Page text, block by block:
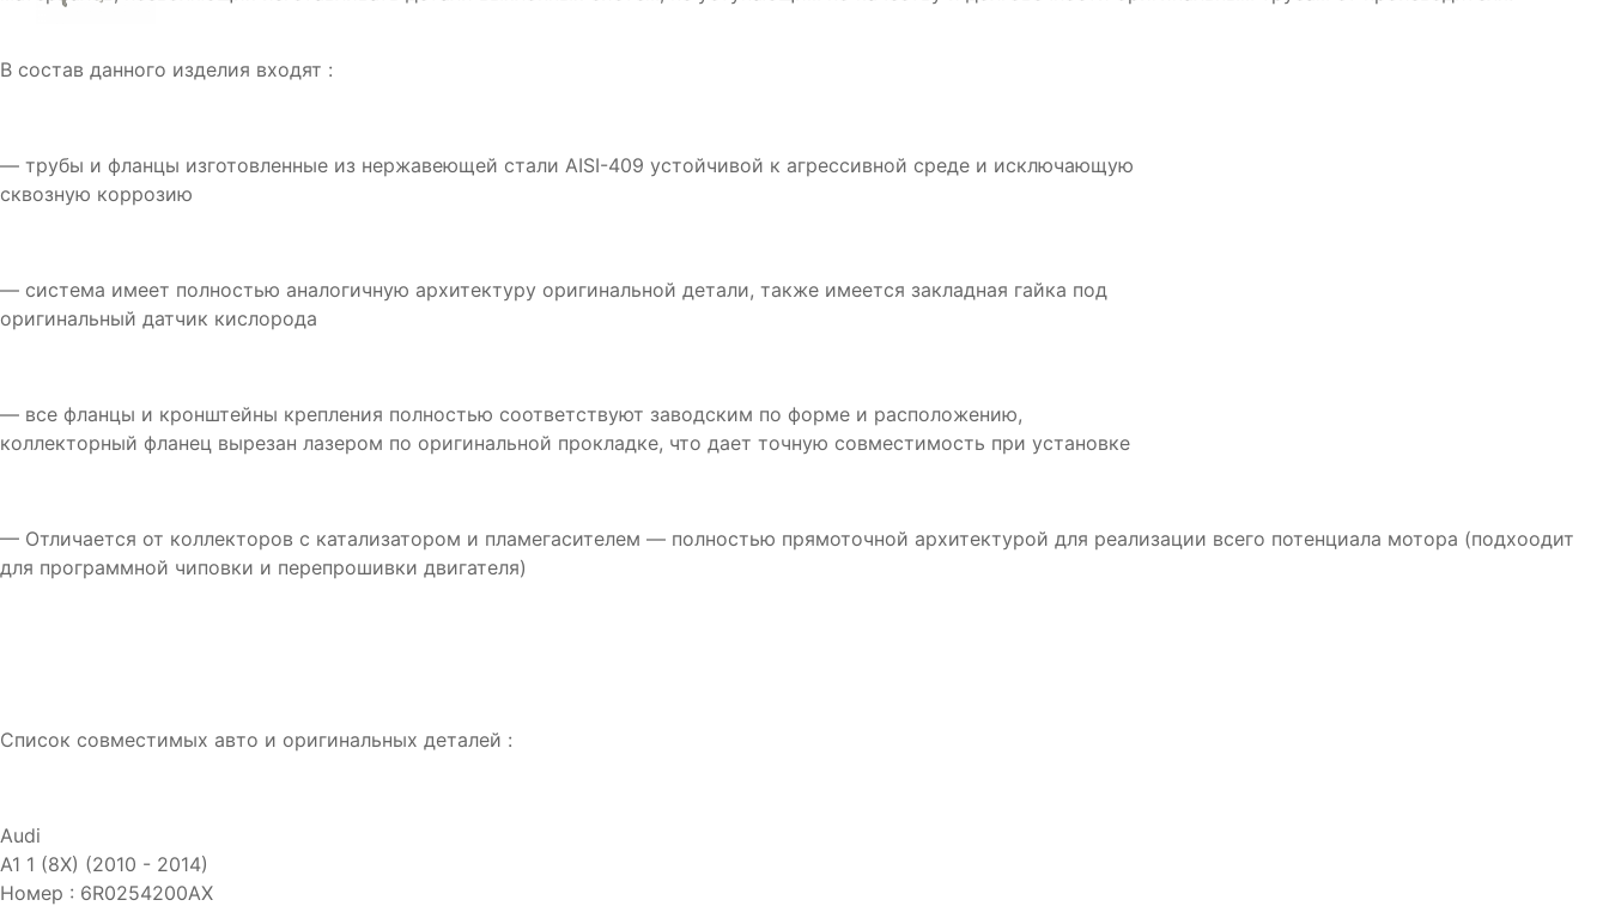
В состав данного изделия входят :
— трубы и фланцы изготовленные из нержавеющей стали AISI-409 устойчивой к агрессивной среде и исключающую
сквозную коррозию
— система имеет полностью аналогичную архитектуру оригинальной детали, также имеется закладная гайка под
оригинальный датчик кислорода
— все фланцы и кронштейны крепления полностью соответствуют заводским по форме и расположению,
коллекторный фланец вырезан лазером по оригинальной прокладке, что дает точную совместимость при установке
— Отличается от коллекторов с катализатором и пламегасителем — полностью прямоточной архитектурой для реализации всего потенциала мотора (подхоодит
для программной чиповки и перепрошивки двигателя)
Список совместимых авто и оригинальных деталей :
Audi
A1 1 (8X) (2010 - 2014)
Номер : 6R0254200AX